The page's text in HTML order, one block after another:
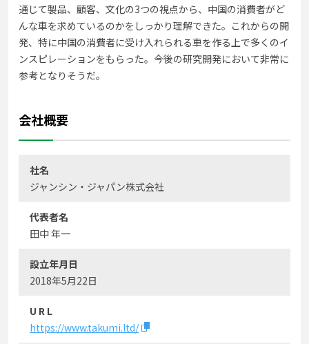
通じて製品、顧客、文化の3つの視点から、中国の消費者がど
んな車を求めているのかをしっかり理解できた。これからの開
発、特に中国の消費者に受け入れられる車を作る上で多くのイ
ンスピレーションをもらった。今後の研究開発において非常に
参考となりそうだ。
会社概要
社名
ジャンシン・ジャパン株式会社
代表者名
田中 年一
設立年月日
2018年5月22日
U R L
https://www.takumi.ltd/